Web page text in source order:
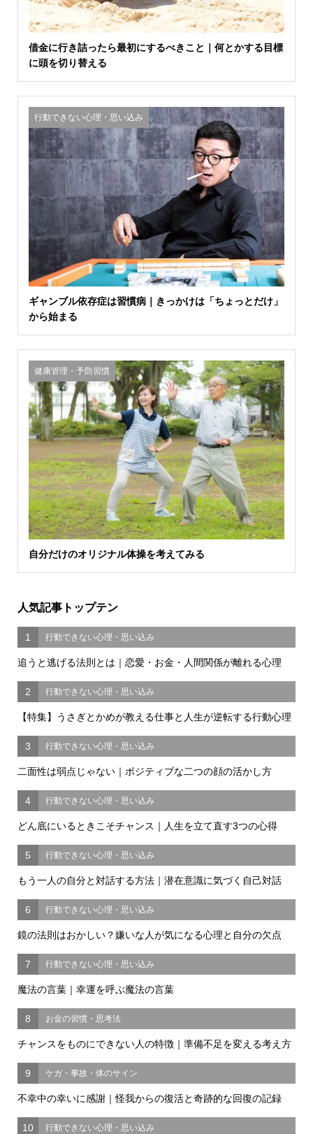
借金に行き詰ったら最初にするべきこと｜何とかする目標
に頭を切り替える
行動できない心理・思い込み
ギャンブル依存症は習慣病｜きっかけは「ちょっとだけ」
から始まる
健康管理・予防習慣
自分だけのオリジナル体操を考えてみる
人気記事トップテン
1 行動できない心理・思い込み
追うと逃げる法則とは｜恋愛・お金・人間関係が離れる心理
2 行動できない心理・思い込み
【特集】うさぎとかめが教える仕事と人生が逆転する行動心理
3 行動できない心理・思い込み
二面性は弱点じゃない｜ポジティブな二つの顔の活かし方
4 行動できない心理・思い込み
どん底にいるときこそチャンス｜人生を立て直す3つの心得
5 行動できない心理・思い込み
もう一人の自分と対話する方法｜潜在意識に気づく自己対話
6 行動できない心理・思い込み
鏡の法則はおかしい？嫌いな人が気になる心理と自分の欠点
7 行動できない心理・思い込み
魔法の言葉｜幸運を呼ぶ魔法の言葉
8 お金の習慣・思考法
チャンスをものにできない人の特徴｜準備不足を変える考え方
9 ケガ・事故・体のサイン
不幸中の幸いに感謝｜怪我からの復活と奇跡的な回復の記録
10 行動できない心理・思い込み